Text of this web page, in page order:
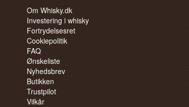
Om Whisky.dk
Investering i whisky
Fortrydelsesret
Cookiepolitik
FAQ
Ønskeliste
Nyhedsbrev
Butikken
Trustpilot
Vilkår